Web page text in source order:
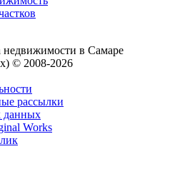
недвижимости в Самаре
© 2008-2026
рассылки
данных
Works